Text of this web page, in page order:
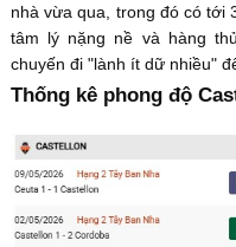
nhà vừa qua, trong đó có tới
tâm lý nặng nề và hàng
chuyến đi "lành ít dữ nhiều"
Thống kê phong độ